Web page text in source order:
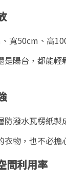
寬50cm、高
是陽台，都能
防潑水瓦楞紙
衣物，也不必
間利用率